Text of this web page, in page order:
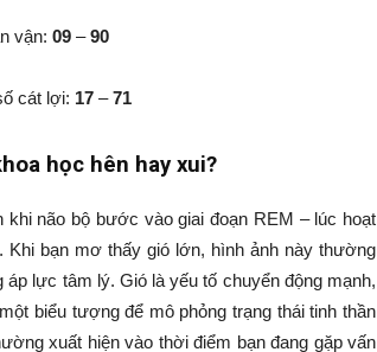
vận: 09 –90
cát lợi: 17 –71
học hên hay xui?
não bộ bước vào giai đoạn REM – lúc hoạt
bạn mơ thấy gió lớn, hình ảnh này thường
lực tâm lý. Gió là yếu tố chuyển động mạnh,
biểu tượng để mô phỏng trạng thái tinh thần
xuất hiện vào thời điểm bạn đang gặp vấn